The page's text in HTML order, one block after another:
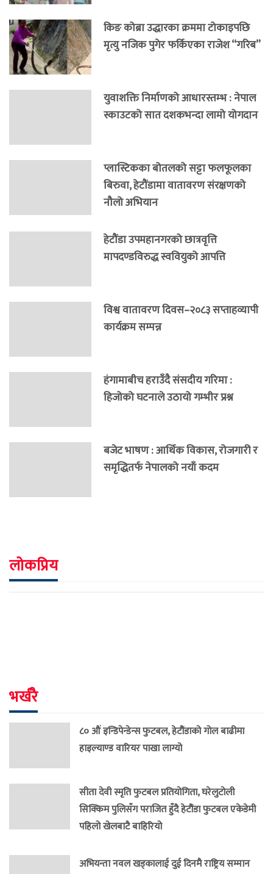
किङ कोब्रा उद्धारका क्रममा टोकाइपछि
मृत्यु नजिक पुगेर फर्किएका राजेश “गरिब”
युवाशक्ति निर्माणको आधारस्तम्भ : नेपाल
स्काउटको सात दशकभन्दा लामो योगदान
प्लास्टिकका बोतलको सट्टा फलफूलका
बिरुवा, हेटौंडामा वातावरण संरक्षणको
नौलो अभियान
हेटौंडा उपमहानगरको छात्रवृत्ति
मापदण्डविरुद्ध स्ववियुको आपत्ति
विश्व वातावरण दिवस–२०८३ सप्ताहव्यापी
कार्यक्रम सम्पन्न
हंगामाबीच हराउँदै संसदीय गरिमा :
हिजोको घटनाले उठायो गम्भीर प्रश्न
बजेट भाषण : आर्थिक विकास, रोजगारी र
समृद्धितर्फ नेपालको नयाँ कदम
लोकप्रिय
भर्खरै
८० औं इन्डिपेन्डेन्स फुटबल, हेटौंडाको गोल बाढीमा
हाइल्याण्ड वारियर पाखा लाग्यो
सीता देवी स्मृति फुटबल प्रतियोगिता, घरेलुटोली
सिक्किम पुलिसँग पराजित हुँदै हेटौंडा फुटबल एकेडेमी
पहिलो खेलबाटै बाहिरियो
अभियन्ता नवल खड्कालाई दुई दिनमै राष्ट्रिय सम्मान